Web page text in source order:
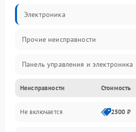
Электроника
Прочие неисправности
Панель управления и электроника
Дверца и корпус
Механика и внутренние элементы
Неисправности Стоимость
Не включается 2500 ₽